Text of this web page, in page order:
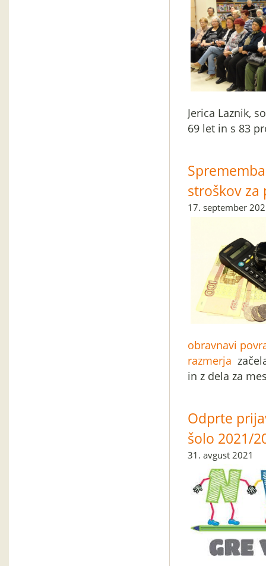
Jerica Laznik,
69 let in s 83
stroškov za
17. september
obravnavi
razmerja
in z dela za
Odprte
šolo 2021/
31. avgust 2021